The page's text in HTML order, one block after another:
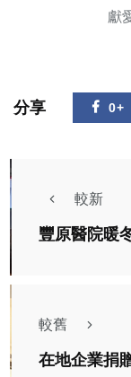
獻
分享 0+
較新
豐原醫院暖
較舊
在地企業捐